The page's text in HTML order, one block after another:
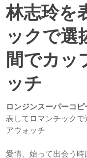
林志玲を
ックで選
間でカッ
ッチ
ロンジンスーパーコピ
表してロマンチック
アウォッチ
愛情、始って出会う